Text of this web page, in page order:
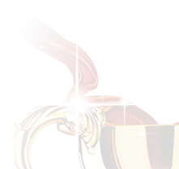
果二等奖
2023年12月，副总经理、董
司董秘履职4A评价”